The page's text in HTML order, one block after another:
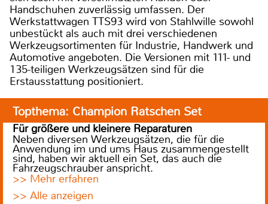
Handschuhen zuverlässig umfassen. Der
Werkstattwagen TTS93 wird von Stahlwille sowohl
unbestückt als auch mit drei verschiedenen
Werkzeugsortimenten für Industrie, Handwerk und
Automotive angeboten. Die Versionen mit 111- und
135-teiligen Werkzeugsätzen sind für die
Erstausstattung positioniert.
Topthema: Champion Ratschen Set
Für größere und kleinere Reparaturen
Neben diversen Werkzeugsätzen, die für die
Anwendung im und ums Haus zusammengestellt
sind, haben wir aktuell ein Set, das auch die
Fahrzeugschrauber anspricht.
>> Mehr erfahren
>> Alle anzeigen